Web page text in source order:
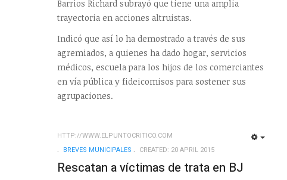
Barrios Richard subrayó que tiene una amplia
trayectoria en acciones altruistas.
Indicó que así lo ha demostrado a través de sus
agremiados, a quienes ha dado hogar, servicios
médicos, escuela para los hijos de los comerciantes
en vía pública y fideicomisos para sostener sus
agrupaciones.
HTTP://WWW.ELPUNTOCRITICO.COM
BREVES MUNICIPALES
CREATED: 20 APRIL 2015
Rescatan a víctimas de trata en BJ